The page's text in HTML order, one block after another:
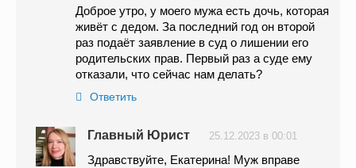
Доброе утро, у моего мужа есть дочь, которая
живёт с дедом. За последний год он второй
раз подаёт заявление в суд о лишении его
родительских прав. Первый раз а суде ему
отказали, что сейчас нам делать?
Ответить
Главный Юрист 25.12.2023 в 00:01
Здравствуйте, Екатерина! Муж вправе